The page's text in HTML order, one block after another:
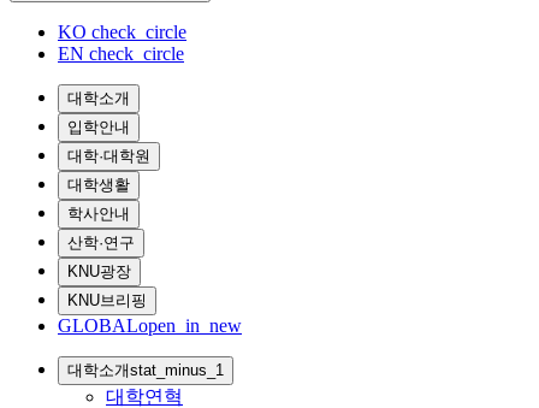
KO check_circle
EN check_circle
대학소개
입학안내
대학·대학원
대학생활
학사안내
산학·연구
KNU광장
KNU브리핑
GLOBALopen_in_new
대학소개stat_minus_1
대학연혁